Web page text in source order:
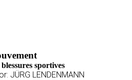
sportives
JÜRG LENDENMANN